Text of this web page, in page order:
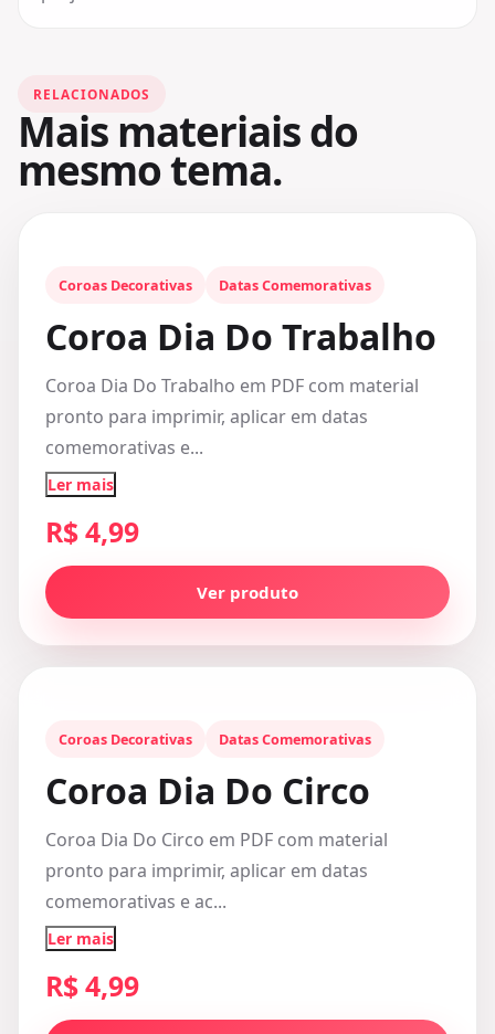
RELACIONADOS
Mais materiais do
mesmo tema.
Coroas Decorativas Datas Comemorativas
Coroa Dia Do Trabalho
Coroa Dia Do Trabalho em PDF com material
pronto para imprimir, aplicar em datas
comemorativas e...
Ler mais
R$ 4,99
Ver produto
Coroas Decorativas Datas Comemorativas
Coroa Dia Do Circo
Coroa Dia Do Circo em PDF com material
pronto para imprimir, aplicar em datas
comemorativas e ac...
Ler mais
R$ 4,99